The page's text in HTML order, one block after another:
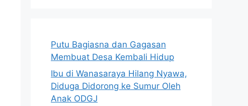
Putu Bagiasna dan Gagasan
Membuat Desa Kembali Hidup
Ibu di Wanasaraya Hilang Nyawa,
Diduga Didorong ke Sumur Oleh
Anak ODGJ